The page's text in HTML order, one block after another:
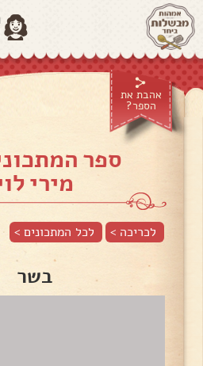
אהבת את
הספר?
ספר
מירי
לכריכה > לכל המתכונים >
בשר